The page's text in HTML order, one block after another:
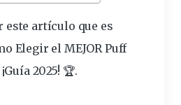
este artículo que es
Elegir el MEJOR Puff
2025! 🏆.